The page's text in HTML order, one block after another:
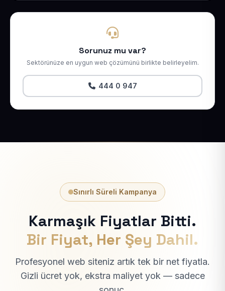
Sorunuz mu var?
Sektörünüze en uygun web çözümünü birlikte belirleyelim.
444 0 947
Sınırlı Süreli Kampanya
Karmaşık Fiyatlar Bitti.
Bir Fiyat, Her Şey Dahil.
Profesyonel web siteniz artık tek bir net fiyatla.
Gizli ücret yok, ekstra maliyet yok — sadece